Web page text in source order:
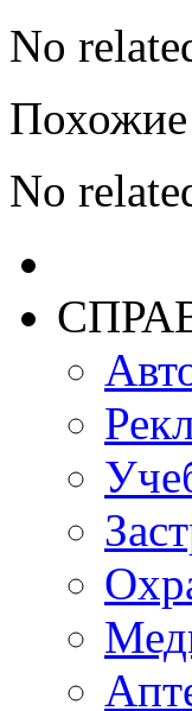
No
No